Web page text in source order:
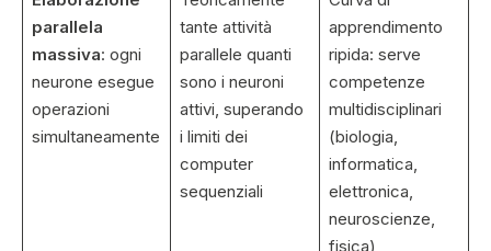
parallela
massiva: ogni
neurone esegue
operazioni
simultaneamente
tante attività
parallele quanti
sono i neuroni
attivi, superando
i limiti dei
computer
sequenziali
apprendimento
ripida: serve
competenze
multidisciplinari
(biologia,
informatica,
elettronica,
neuroscienze,
fisica)